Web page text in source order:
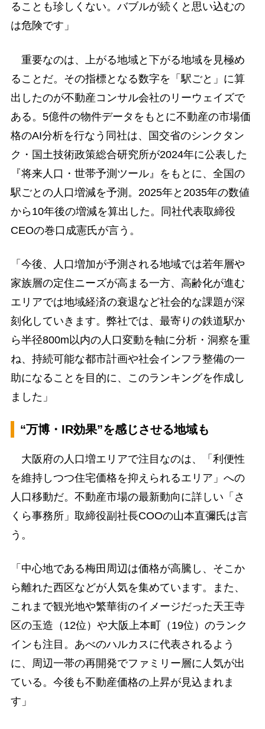
ることも珍しくない。バブルが続くと思い込むの
は危険です」
重要なのは、上がる地域と下がる地域を見極め
ることだ。その指標となる数字を「駅ごと」に算
出したのが不動産コンサル会社のリーウェイズで
ある。5億件の物件データをもとに不動産の市場価
格のAI分析を行なう同社は、国交省のシンクタン
ク・国土技術政策総合研究所が2024年に公表した
『将来人口・世帯予測ツール』をもとに、全国の
駅ごとの人口増減を予測。2025年と2035年の数値
から10年後の増減を算出した。同社代表取締役
CEOの巻口成憲氏が言う。
「今後、人口増加が予測される地域では若年層や
家族層の定住ニーズが高まる一方、高齢化が進む
エリアでは地域経済の衰退など社会的な課題が深
刻化していきます。弊社では、最寄りの鉄道駅か
ら半径800m以内の人口変動を軸に分析・洞察を重
ね、持続可能な都市計画や社会インフラ整備の一
助になることを目的に、このランキングを作成し
ました」
“万博・IR効果”を感じさせる地域も
大阪府の人口増エリアで注目なのは、「利便性
を維持しつつ住宅価格を抑えられるエリア」への
人口移動だ。不動産市場の最新動向に詳しい「さ
くら事務所」取締役副社長COOの山本直彌氏は言
う。
「中心地である梅田周辺は価格が高騰し、そこか
ら離れた西区などが人気を集めています。また、
これまで観光地や繁華街のイメージだった天王寺
区の玉造（12位）や大阪上本町（19位）のランク
インも注目。あべのハルカスに代表されるよう
に、周辺一帯の再開発でファミリー層に人気が出
ている。今後も不動産価格の上昇が見込まれま
す」